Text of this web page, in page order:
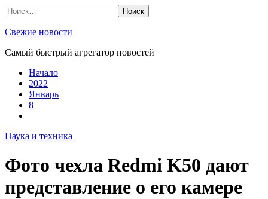
Skip
to
content
Найти:
Свежие новости
Самый быстрый агрегатор новостей
Начало
2022
Январь
8
Наука и техника
Фото чехла Redmi K50 дают
представление о его камере